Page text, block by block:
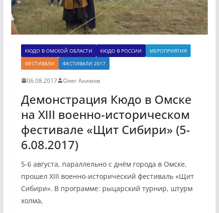
КЮДО В ОМСКОЙ ОБЛАСТИ КЮДО В РОССИИ
МЕРОПРИЯТИЯ
ФЕСТИВАЛИ
ФЕСТИВАЛИ 2017
06.08.2017 Олег Акимов
Демонстрация Кюдо в Омске
на XIII военно-историческом
фестивале «Щит Сибири» (5-
6.08.2017)
5-6 августа, параллельно с днём города в Омске,
прошел XIII военно-исторический фестиваль «Щит
Сибири». В программе: рыцарский турнир, штурм
холма,